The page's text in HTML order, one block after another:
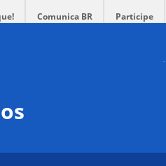
Comunica BR Participe